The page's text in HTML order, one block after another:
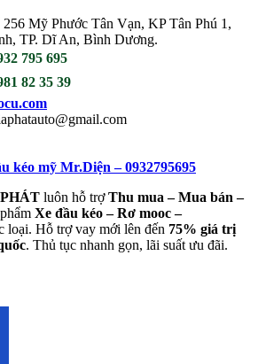
256 Mỹ Phước Tân Vạn, KP Tân Phú 1,
TP. Dĩ An, Bình Dương.
795 695
82 35 39
kéo mỹ Mr.Diện – 0932795695
luôn hỗ trợThu mua – Mua bán –
Xe đầu kéo – Rơ mooc –
loại. Hỗ trợ vay mới lên đến 75% giá trị
. Thủ tục nhanh gọn, lãi suất ưu đãi.